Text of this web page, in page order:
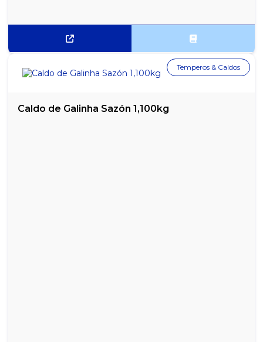
Caldo de Galinha Sazón 1,100kg
Temperos & Caldos